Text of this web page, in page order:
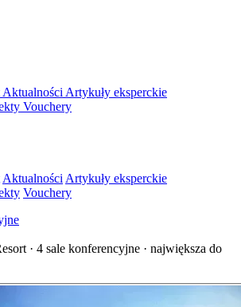
Aktualności Artykuły eksperckie
Vouchery
Aktualności Artykuły eksperckie
Vouchery
· 4 sale konferencyjne · największa do